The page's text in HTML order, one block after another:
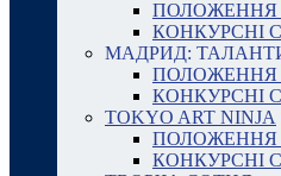
ПОЛОЖЕННЯ
КОНКУРСНІ
МАДРИД:
ПОЛОЖЕННЯ
КОНКУРСНІ
TOKYO ART NINJA
ПОЛОЖЕННЯ
КОНКУРСНІ